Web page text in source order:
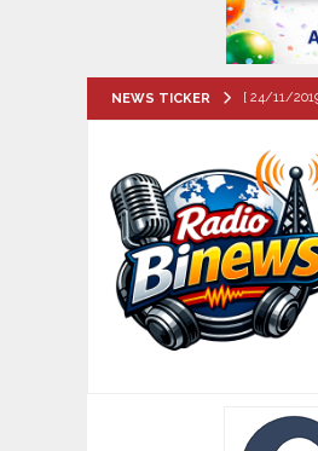
NEWS TICKER [ 24/11/
[ 08/08/
[ 08/08/
CULTURA
[ 08/08/
[ 08/08/
[ 29/08/